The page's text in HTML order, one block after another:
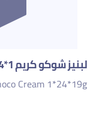
لبنيز شوكو كريم 1*24*19غ LEIBNIZ
Cream 1*24*19g